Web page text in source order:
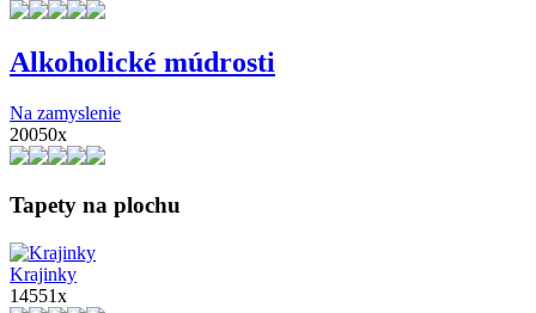
Alkoholické múdrosti
Na zamyslenie
20050x
Tapety na plochu
Krajinky
14551x